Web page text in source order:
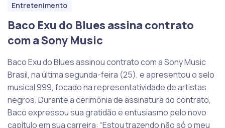
Entretenimento
Baco Exu do Blues assina contrato
com a Sony Music
Baco Exu do Blues assinou contrato com a Sony Music
Brasil, na última segunda-feira (25), e apresentou o selo
musical 999, focado na representatividade de artistas
negros. Durante a cerimônia de assinatura do contrato,
Baco expressou sua gratidão e entusiasmo pelo novo
capítulo em sua carreira: “Estou trazendo não só o meu